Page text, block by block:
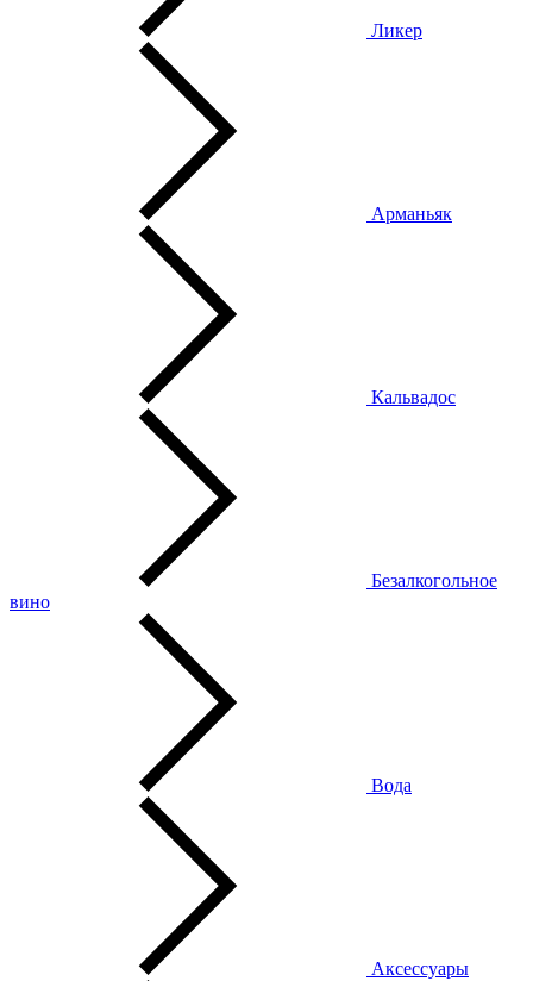
Ликер
Арманьяк
Кальвадос
Безалкогольное
вино
Вода
Аксессуары